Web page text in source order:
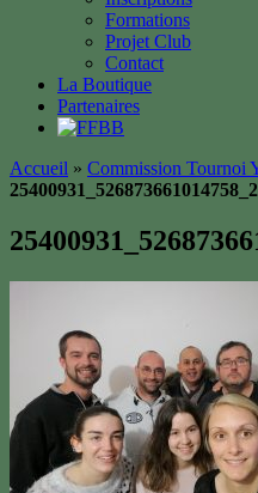
Formations
Projet Club
Contact
La Boutique
Partenaires
Accueil » Commission Tournoi